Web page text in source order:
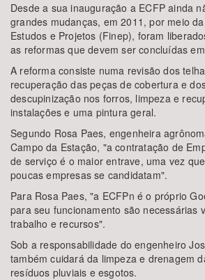
Desde a sua inauguração a ECFP ainda
grandes mudanças, em 2011, por meio
Estudos e Projetos (Finep), foram
as reformas que devem ser concluídas
A reforma consiste numa revisão dos
recuperação das peças de cobertura e
descupinização nos forros, limpeza e
instalações e uma pintura geral.
Segundo Rosa Paes, engenheira
Campo da Estação, "a contratação de
de serviço é o maior entrave, uma vez
poucas empresas se candidatam".
Para Rosa Paes, "a ECFPn é o próprio
para seu funcionamento são necessárias
trabalho e recursos".
Sob a responsabilidade do engenheiro
também cuidará da limpeza e drenagem
resíduos pluviais e esgotos.